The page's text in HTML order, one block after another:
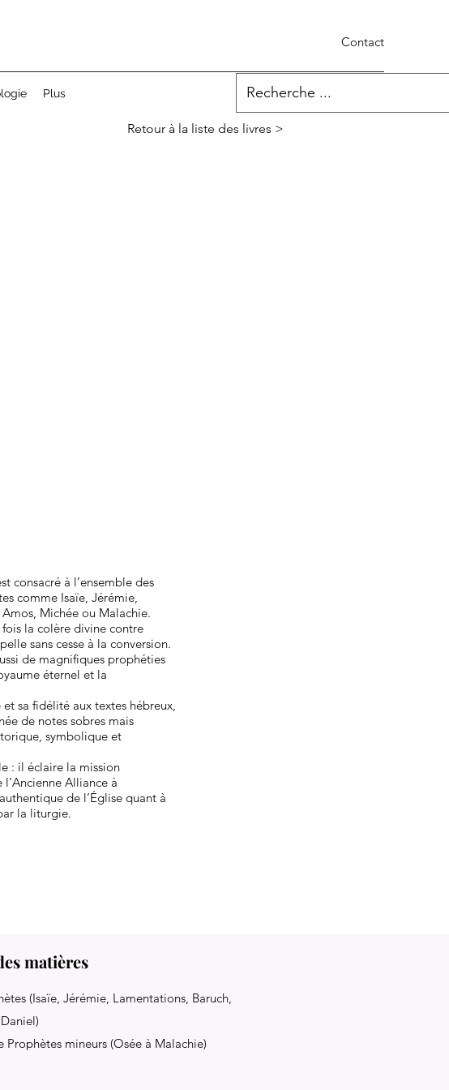
Contact
Plus
Retour à la liste des livres >
consacré à l’ensemble des
comme Isaïe, Jérémie,
Michée ou Malachie.
fois la colère divine contre
sans cesse à la conversion.
de magnifiques prophéties
éternel et la
sa fidélité aux textes hébreux,
de notes sobres mais
symbolique et
: il éclaire la mission
Alliance à
de l’Église quant à
la liturgie.
matières
(Isaïe, Jérémie, Lamentations, Baruch,
Prophètes mineurs (Osée à Malachie)